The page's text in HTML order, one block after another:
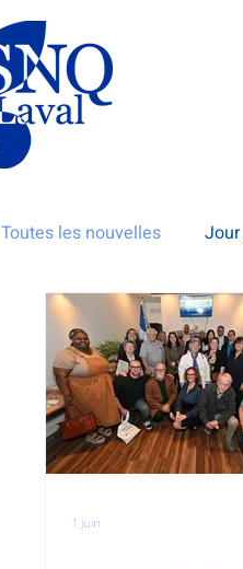
Toutes les nouvelles
Concours
1 juin